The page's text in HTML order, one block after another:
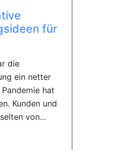
für
die
ein netter
hat
Kunden und
von...